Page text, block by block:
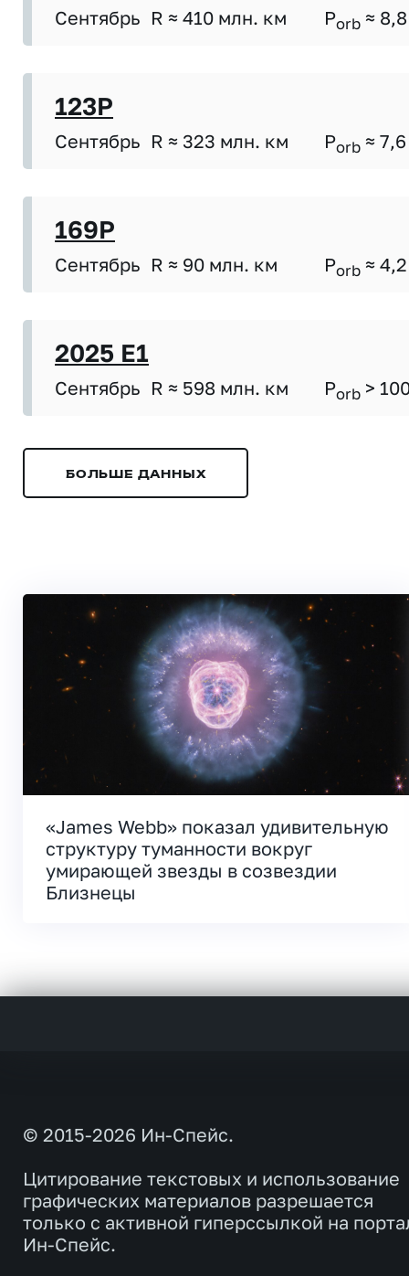
Сентябрь R ≈ 410 млн. км Porb ≈ 8,8
123P
Сентябрь R ≈ 323 млн. км Porb ≈ 7,6
169P
Сентябрь R ≈ 90 млн. км Porb ≈ 4,2
2025 E1
Сентябрь R ≈ 598 млн. км Porb >
БОЛЬШЕ ДАННЫХ
«James Webb» показал удивительную
структуру туманности вокруг
умирающей звезды в созвездии
Близнецы
© 2015-2026 Ин-Спейс.
Цитирование текстовых и использование
графических материалов разрешается
только с активной гиперссылкой на
Ин-Спейс.